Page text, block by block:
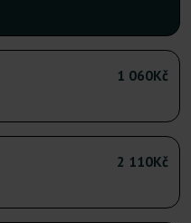
1 060Kč
2 110Kč